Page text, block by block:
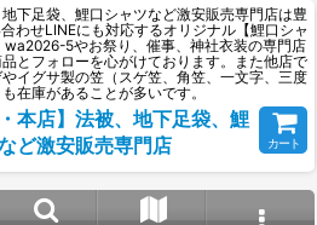
下足袋、鯉口シャツなど激安販売専門店は豊
わせLINEにも対応するオリジナル【鯉口シャ
5やお祭り、催事、神社衣装の専門店
とフォローを心がけております。また他店で
イグサ製の笠（スゲ笠、角笠、一文字、三度
在庫があることが多いです。
本店】法被、地下足袋、鯉
ど激安販売専門店
カート